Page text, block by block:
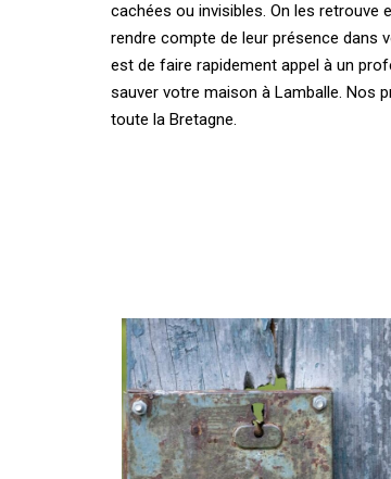
cachées ou invisibles. On les retrouve
rendre compte de leur présence dans
est de faire rapidement appel à un
sauver votre maison à Lamballe. Nos
toute la Bretagne.